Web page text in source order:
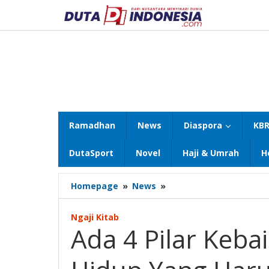
konten
Ramadhan News Diaspora
DutaSport Novel Haji & Umrah
Homepage » News »
4
dan
Kebahagiaan
Ngaji Kitab
Ada 4 Pilar